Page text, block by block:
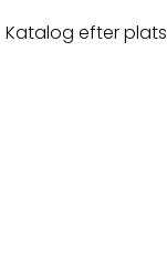
Katalog efter plats